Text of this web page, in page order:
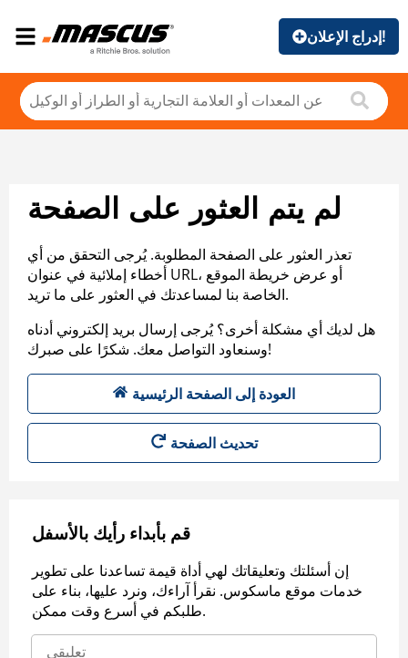
إدراج الإعلان!
لم يتم العثور على الصفحة
تعذر العثور على الصفحة المطلوبة. يُرجى التحقق من أي
أخطاء إملائية في عنوان URL، أو عرض خريطة الموقع
الخاصة بنا لمساعدتك في العثور على ما تريد.
هل لديك أي مشكلة أخرى؟ يُرجى إرسال بريد إلكتروني أدناه
وسنعاود التواصل معك. شكرًا على صبرك!
العودة إلى الصفحة الرئيسية
تحديث الصفحة
قم بأبداء رأيك بالأسفل
إن أسئلتك وتعليقاتك لهي أداة قيمة تساعدنا على تطوير
خدمات موقع ماسكوس. نقرأ آراءك، ونرد عليها، بناء على
طلبكم في أسرع وقت ممكن.